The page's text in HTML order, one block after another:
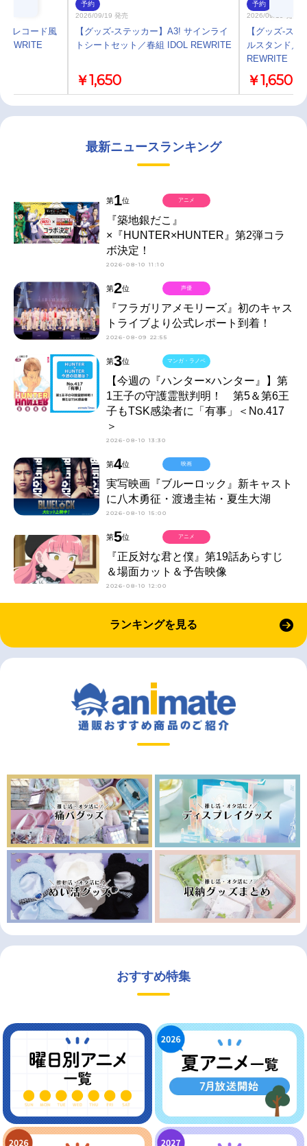
レコード風
予約
2026/09/19 発売
【グッズ-ステッカー】A3! サインライ
トシートセット／春組 IDOL REWRITE
￥1,650
予約
2026/09/19 発売
【グッズ-ス
ルスタンド／
REWRITE
￥1,650
最新ニュースランキング
第1位
『築地銀だこ』
×『HUNTER×HUNTER』第2弾コラ
ボ決定！
2026-08-10 11:10
アニメ
第2位
『フラガリアメモリーズ』初のキャス
トライブより公式レポート到着！
2026-08-09 22:55
声優
第3位
【今週の『ハンター×ハンター』】第
1王子の守護霊獣判明！ 第5＆第6王
子もTSK感染者に「有事」＜No.417
＞
2026-08-10 13:30
マンガ・ラノベ
第4位
実写映画『ブルーロック』新キャスト
に八木勇征・渡邊圭祐・夏生大湖
2026-08-10 15:00
映画
第5位
『正反対な君と僕』第19話あらすじ
＆場面カット＆予告映像
2026-08-10 12:00
アニメ
ランキングを見る
おすすめ特集